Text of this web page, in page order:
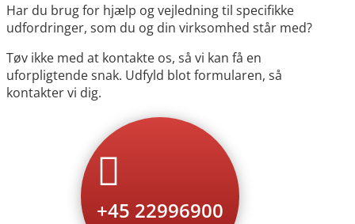
Har du brug for hjælp og vejledning til specifikke
udfordringer, som du og din virksomhed står med?
Tøv ikke med at kontakte os, så vi kan få en
uforpligtende snak. Udfyld blot formularen, så
kontakter vi dig.

+45 22996900